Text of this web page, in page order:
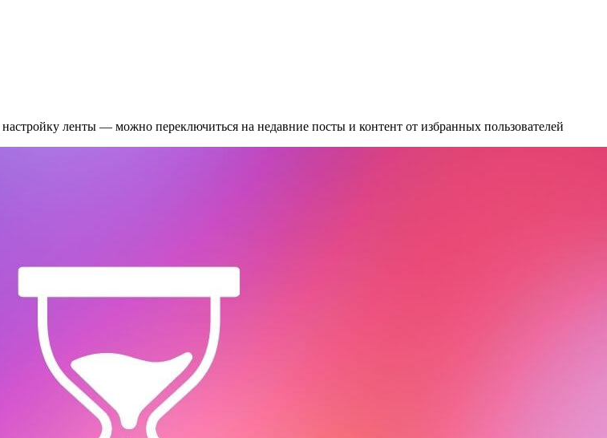
настройку ленты — можно переключиться на недавние посты и контент от избранных пользователей